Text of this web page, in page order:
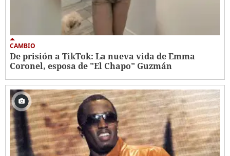
CAMBIO
De prisión a TikTok: La nueva vida de Emma
Coronel, esposa de "El Chapo" Guzmán